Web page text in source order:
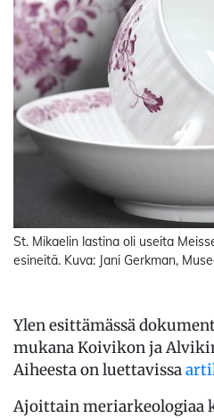
St. Mikaelin lastina oli useita
esineitä. Kuva: Jani Gerkman,
Ylen esittämässä
mukana Koivikon ja
Aiheesta on luettavissa
Ajoittain meriarkeologiaa